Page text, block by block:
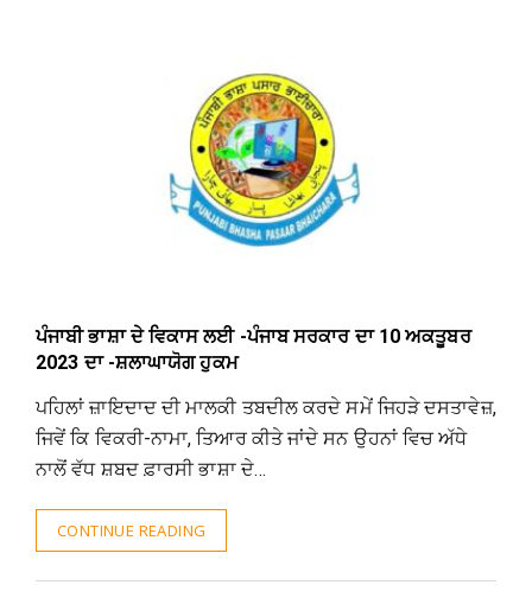
ਪੰਜਾਬੀ ਭਾਸ਼ਾ ਦੇ ਵਿਕਾਸ ਲਈ -ਪੰਜਾਬ ਸਰਕਾਰ ਦਾ 10 ਅਕਤੂਬਰ
2023 ਦਾ -ਸ਼ਲਾਘਾਯੋਗ ਹੁਕਮ
ਪਹਿਲਾਂ ਜ਼ਾਇਦਾਦ ਦੀ ਮਾਲਕੀ ਤਬਦੀਲ ਕਰਦੇ ਸਮੇਂ ਜਿਹੜੇ ਦਸਤਾਵੇਜ਼,
ਜਿਵੇਂ ਕਿ ਵਿਕਰੀ-ਨਾਮਾ, ਤਿਆਰ ਕੀਤੇ ਜਾਂਦੇ ਸਨ ਉਹਨਾਂ ਵਿਚ ਅੱਧੇ
ਨਾਲੋਂ ਵੱਧ ਸ਼ਬਦ ਫ਼ਾਰਸੀ ਭਾਸ਼ਾ ਦੇ…
CONTINUE READING